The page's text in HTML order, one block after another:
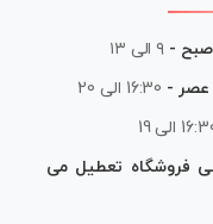
صبح - ۹ الی ۱۳
عصر - 16:30 الی 20
الی 19
فروشگاه تعطیل می